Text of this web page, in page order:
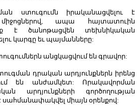
ստուգումն իրականացվելու է
ապա հայտատուին
է ծանոթացվեն տեխնիկական
կարգը եւ պայմանները:
անցկացվում են գրավոր:
դրական արդյունքներն իրենց
են անժամկետ: Որակավորման
արդյունքների գործողության
միայն օրենքով: